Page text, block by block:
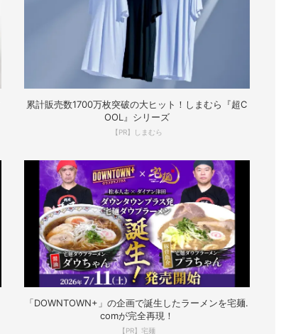
累計販売数1700万枚突破の大ヒット！しまむら『超C
OOL』シリーズ
【PR】しまむら
「DOWNTOWN+」の企画で誕生したラーメンを宅麺.
comが完全再現！
【PR】宅麺